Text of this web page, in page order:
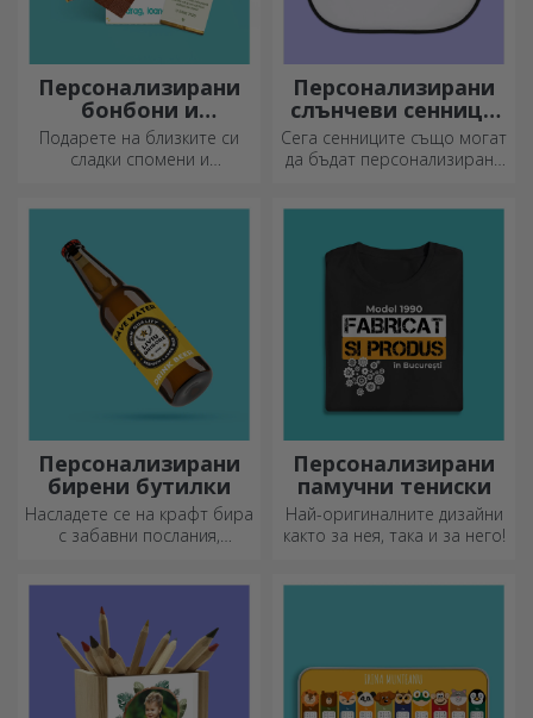
Персонализирани
бонбони и
сладкиши
Подарете на близките си
сладки спомени и
подарете сладък
персонализиран подарък!
Персонализирани
слънчеви сенници
за автомобили
Сега сенниците също могат
да бъдат персонализирани
Персонализирани
бирени бутилки
Насладете се на крафт бира
с забавни послания,
Персонализирани
памучни тениски
Най-оригиналните дизайни
както за нея, така и за него!